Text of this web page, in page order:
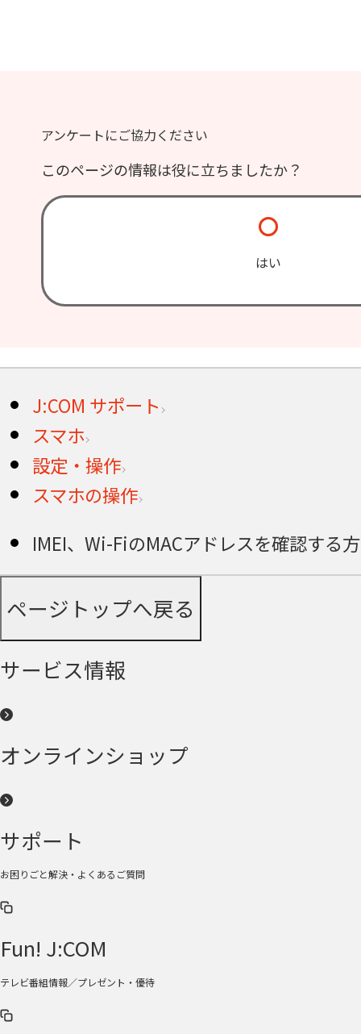
アンケートにご協力ください
このページの情報は役に立ちましたか？
はい
J:COM サポート
スマホ
設定・操作
スマホの操作
IMEI、Wi-FiのMACアドレスを確認する
ページトップへ戻る
サービス情報
オンラインショップ
サポート
お困りごと解決・よくあるご質問
Fun! J:COM
テレビ番組情報／プレゼント・優待